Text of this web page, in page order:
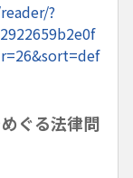
?
ぐる法律問